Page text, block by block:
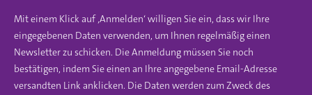
Mit einem Klick auf ‚Anmelden‘ willigen Sie ein, dass wir Ihre
eingegebenen Daten verwenden, um Ihnen regelmäßig einen
Newsletter zu schicken. Die Anmeldung müssen Sie noch
bestätigen, indem Sie einen an Ihre angegebene Email-Adresse
versandten Link anklicken. Die Daten werden zum Zweck des